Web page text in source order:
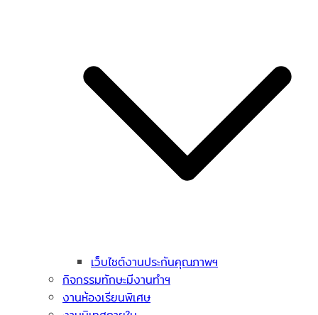
เว็บไซต์งานประกันคุณภาพฯ
กิจกรรมทักษะมีงานทำฯ
งานห้องเรียนพิเศษ